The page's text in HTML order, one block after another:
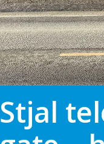
Stjal